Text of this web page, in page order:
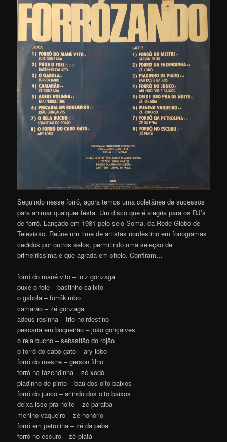
Seguindo nesse forró, agora temos uma coletânea de sucessos
para animar qualquer festa. Um disco que é alegria para os DJ’s
de forró. Lançado em 1981 pelo selo Soma, da Rede Globo de
Televisão. Reúne um time de artistas nordestino em fonogramas
cedidos por outros selos, permitindo uma seleção de
primeiríssima e que agrada em cheio. Confiram…
forró do mané vito – luiz gonzaga
puxe o fole – bastinho calixto
o gabola – forrókimbo
camarão – zé gonzaga
adeus rosinha – trio noirdestino
pescaria em boqueirão – joão gonçalves
o rela bucho – sebastião do rojão
o forró do cabo gato – ary lobo
forró do mestre – gerson filho
forró na fazendinha – zé xodó
piadinho de pinto – baú dos oito baixos
forró do junco – arlindo dos oito baixos
deixa isso pra noite – zé paraiba
menino vaqueiro – zé honório
forró em petrolina – zé da peba
forró no escuro – zé piatá